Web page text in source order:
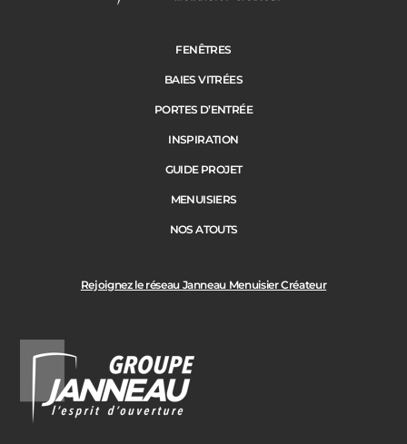
Rejoignez le réseau Janneau Menuisier Créateur
FENÊTRES
BAIES VITRÉES
PORTES D’ENTRÉE
INSPIRATION
GUIDE PROJET
MENUISIERS
NOS ATOUTS
Janneau Menuisier Créateur